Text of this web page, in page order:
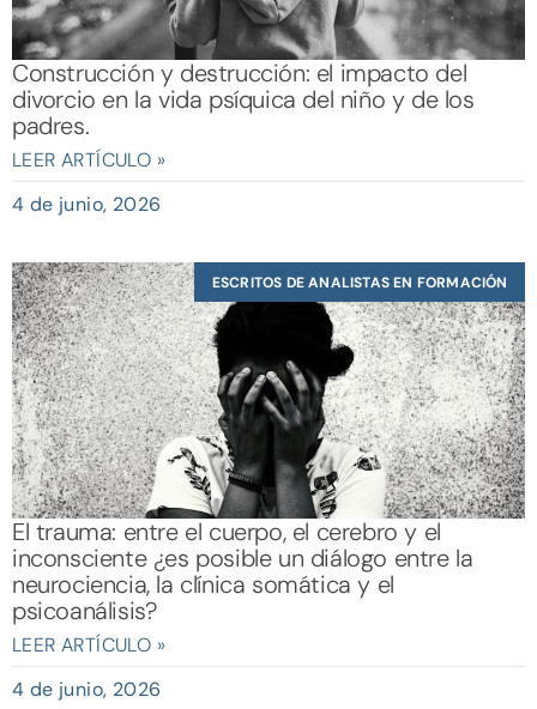
Construcción y destrucción: el impacto del
divorcio en la vida psíquica del niño y de los
padres.
LEER ARTÍCULO »
4 de junio, 2026
ESCRITOS DE ANALISTAS EN FORMACIÓN
El trauma: entre el cuerpo, el cerebro y el
inconsciente ¿es posible un diálogo entre la
neurociencia, la clínica somática y el
psicoanálisis?
LEER ARTÍCULO »
4 de junio, 2026